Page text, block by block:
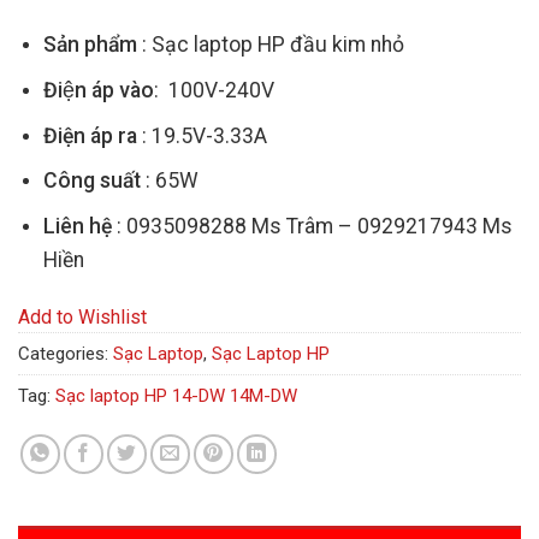
Sản phẩm : Sạc laptop HP đầu kim nhỏ
Điện áp vào: 100V-240V
Điện áp ra: 19.5V-3.33A
Công suất: 65W
Liên hệ: 0935098288 Ms Trâm – 0929217943 Ms
Hiền
Add to Wishlist
Categories: Sạc Laptop, Sạc Laptop HP
Tag: Sạc laptop HP 14-DW 14M-DW